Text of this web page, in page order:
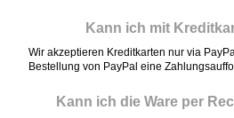
Kann ich mit
Wir akzeptieren Kreditkarten nur via
Bestellung von PayPal eine
Kann ich die Ware per